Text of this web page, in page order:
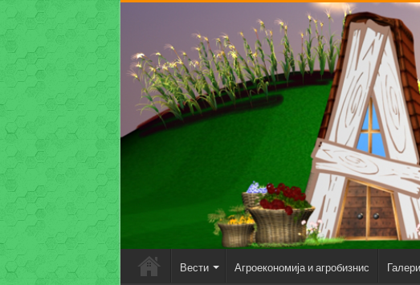
Вести Агроекономија и агробизнис